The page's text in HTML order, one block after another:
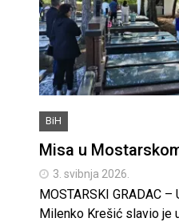
BiH
Misa u
3. svibnja 2026.
MOSTARSKI GRADAC
Milenko Krešić slavio je